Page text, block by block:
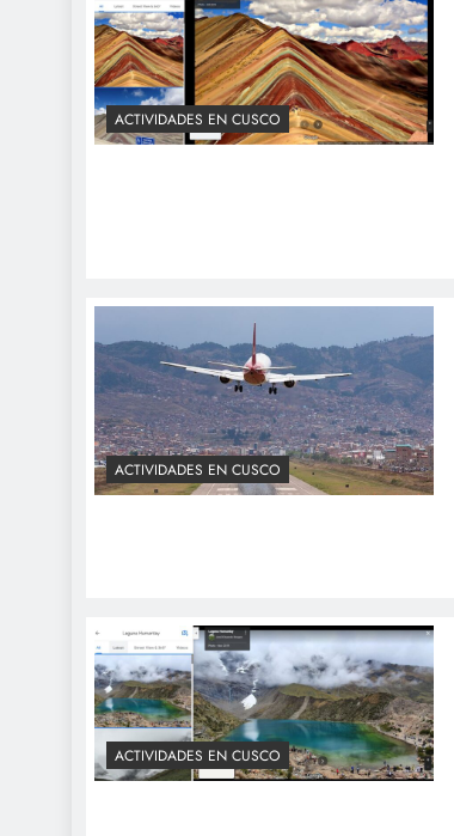
ACTIVIDADES EN CUSCO
ACTIVIDADES EN CUSCO
ACTIVIDADES EN CUSCO